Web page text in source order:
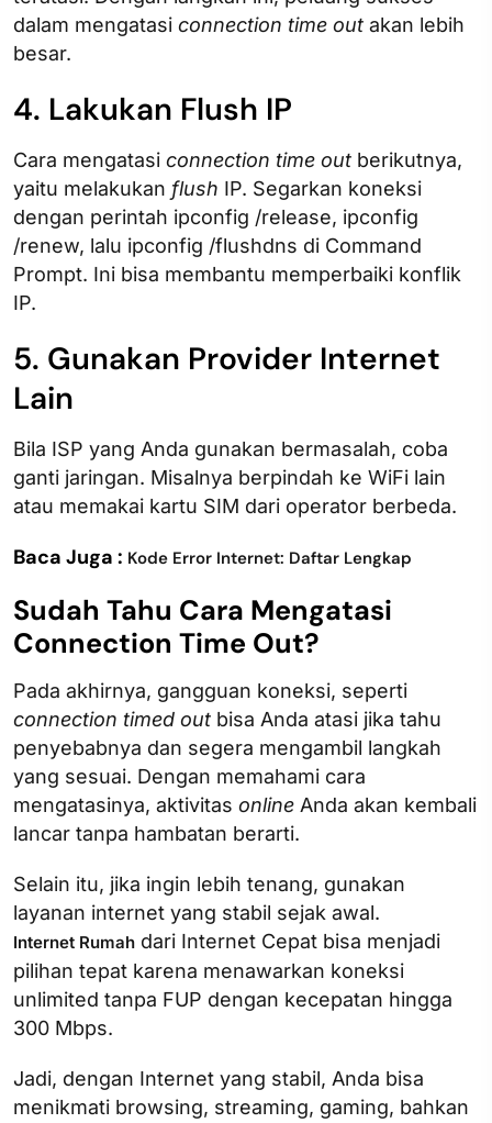
dalam mengatasi connection time out akan lebih
besar.
4. Lakukan Flush IP
Cara mengatasi connection time out berikutnya,
yaitu melakukan flush IP. Segarkan koneksi
dengan perintah ipconfig /release, ipconfig
/renew, lalu ipconfig /flushdns di Command
Prompt. Ini bisa membantu memperbaiki konflik
IP.
5. Gunakan Provider Internet
Lain
Bila ISP yang Anda gunakan bermasalah, coba
ganti jaringan. Misalnya berpindah ke WiFi lain
atau memakai kartu SIM dari operator berbeda.
Baca Juga : Kode Error Internet: Daftar Lengkap
Sudah Tahu Cara Mengatasi
Connection Time Out​?
Pada akhirnya, gangguan koneksi, seperti
connection timed out bisa Anda atasi jika tahu
penyebabnya dan segera mengambil langkah
yang sesuai. Dengan memahami cara
mengatasinya, aktivitas online Anda akan kembali
lancar tanpa hambatan berarti.
Selain itu, jika ingin lebih tenang, gunakan
layanan internet yang stabil sejak awal.
Internet Rumah dari Internet Cepat bisa menjadi
pilihan tepat karena menawarkan koneksi
unlimited tanpa FUP dengan kecepatan hingga
300 Mbps.
Jadi, dengan Internet yang stabil, Anda bisa
menikmati browsing, streaming, gaming, bahkan